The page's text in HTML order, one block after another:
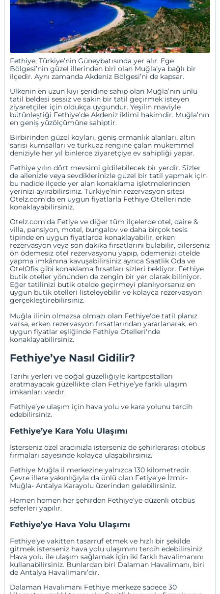
Fethiye, Türkiye’nin Güneybatısında yer alır. Ege
Bölgesi’nin güzel illerinden biri olan Muğla’ya bağlı bir
ilçedir. Aynı zamanda Akdeniz Bölgesi’ni de kapsar.
Ülkenin en uzun kıyı şeridine sahip olan Muğla’nın ünlü
tatil beldesi sessiz ve sakin bir tatil geçirmek isteyen
ziyaretçiler için oldukça uygundur. Yeşilin maviyle
bütünleştiği Fethiye’de Akdeniz iklimi hakimdir. Muğla’nın
en geniş yüzölçümüne sahiptir.
Birbirinden güzel koyları, geniş ormanlık alanları, altın
sarısı kumsalları ve turkuaz rengine çalan mükemmel
deniziyle her yıl binlerce ziyaretçiye ev sahipliği yapar.
Fethiye yılın dört mevsimi gidilebilecek bir yerdir. Sizler
de ailenizle veya sevdiklerinizle güzel bir tatil yapmak için
bu nadide ilçede yer alan konaklama işletmelerinden
yerinizi ayırabilirsiniz. Türkiye’nin rezervasyon sitesi
Otelz.com'da en uygun fiyatlarla Fethiye Otelleri'nde
konaklayabilirsiniz.
Otelz.com'da Fetiye ve diğer tüm ilçelerde otel, daire &
villa, pansiyon, motel, bungalov ve daha birçok tesis
tipinde en uygun fiyatlarda konaklayabilir,erken
rezervasyon veyason dakika fırsatlarını bulabilir, dilerseniz
ön ödemesiz otel rezervasyonu yapıp, ödemenizi otelde
yapma imkânına kavuşabilirsiniz ayrıcaSaatlik Oda ve
OtelOfis gibi konaklama fırsatları sizleri bekliyor. Fethiye
butik oteller yönünden de zengin bir yer olarak biliniyor.
Eğer tatilinizi butik otelde geçirmeyi planlıyorsanız en
uygun butik otelleri listeleyebilir ve kolayca rezervasyon
gerçekleştirebilirsiniz.
Muğla ilinin olmazsa olmazı olan Fethiye'de tatil planız
varsa, erken rezervasyon fırsatlarından yararlanarak, en
uygun fiyatlar eşliğinde Fethiye Otelleri'nde
konaklayabilirsiniz.
Fethiye’ye Nasıl Gidilir?
Tarihi yerleri ve doğal güzelliğiyle kartpostalları
aratmayacak güzellikte olan Fethiye’ye farklı ulaşım
imkanları vardır.
Fethiye’ye ulaşım için hava yolu ve kara yolunu tercih
edebilirsiniz.
Fethiye’ye Kara Yolu Ulaşımı
İsterseniz özel aracınızla isterseniz de şehirlerarası otobüs
firmaları sayesinde kolayca ulaşabilirsiniz.
Fethiye Muğla il merkezine yalnızca 130 kilometredir.
Çevre illere yakınlığıyla da ünlü olan Fetiye'ye İzmir-
Muğla-Antalya Karayolu üzerinden gelebilirsiniz.
Hemen hemen her şehirden Fethiye’ye düzenli otobüs
seferleri yapılır.
Fethiye’ye Hava Yolu Ulaşımı
Fethiye’ye vakitten tasarruf etmek ve hızlı bir şekilde
gitmek isterseniz hava yolu ulaşımını tercih edebilirsiniz.
Hava yolu ile ulaşım sağlamak için iki farklı havalimanını
kullanabilirsiniz. Bunlardan biri Dalaman Havalimanı, biri
de Antalya Havalimanı’dır.
Dalaman Havalimanı Fethiye merkeze sadece 30